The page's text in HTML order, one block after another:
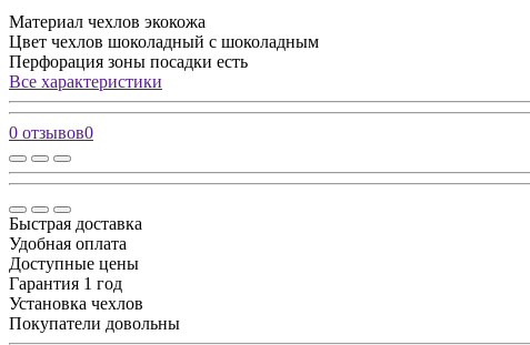
Материал чехлов экокожа
Цвет чехлов шоколадный с шоколадным
Перфорация зоны посадки есть
Все характеристики
0 отзывов0
Быстрая доставка
Удобная оплата
Доступные цены
Гарантия 1 год
Установка чехлов
Покупатели довольны